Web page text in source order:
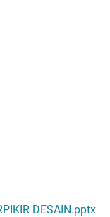
DESAIN.pptx